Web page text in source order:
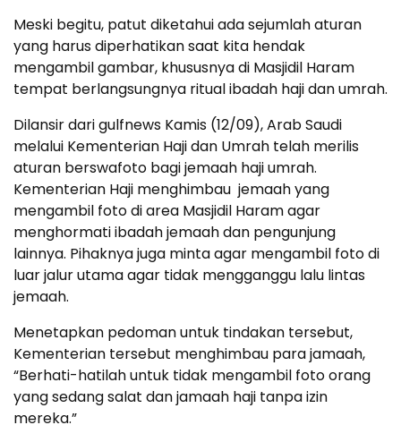
Meski begitu, patut diketahui ada sejumlah aturan
yang harus diperhatikan saat kita hendak
mengambil gambar, khususnya di Masjidil Haram
tempat berlangsungnya ritual ibadah haji dan umrah.
Dilansir dari gulfnews Kamis (12/09), Arab Saudi
melalui Kementerian Haji dan Umrah telah merilis
aturan berswafoto bagi jemaah haji umrah.
Kementerian Haji menghimbau jemaah yang
mengambil foto di area Masjidil Haram agar
menghormati ibadah jemaah dan pengunjung
lainnya. Pihaknya juga minta agar mengambil foto di
luar jalur utama agar tidak mengganggu lalu lintas
jemaah.
Menetapkan pedoman untuk tindakan tersebut,
Kementerian tersebut menghimbau para jamaah,
“Berhati-hatilah untuk tidak mengambil foto orang
yang sedang salat dan jamaah haji tanpa izin
mereka.”